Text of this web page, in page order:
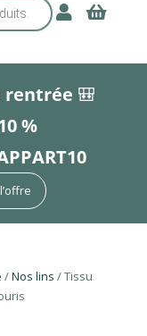
 
rentrée 🎒
%
/Nos lins / Tissu